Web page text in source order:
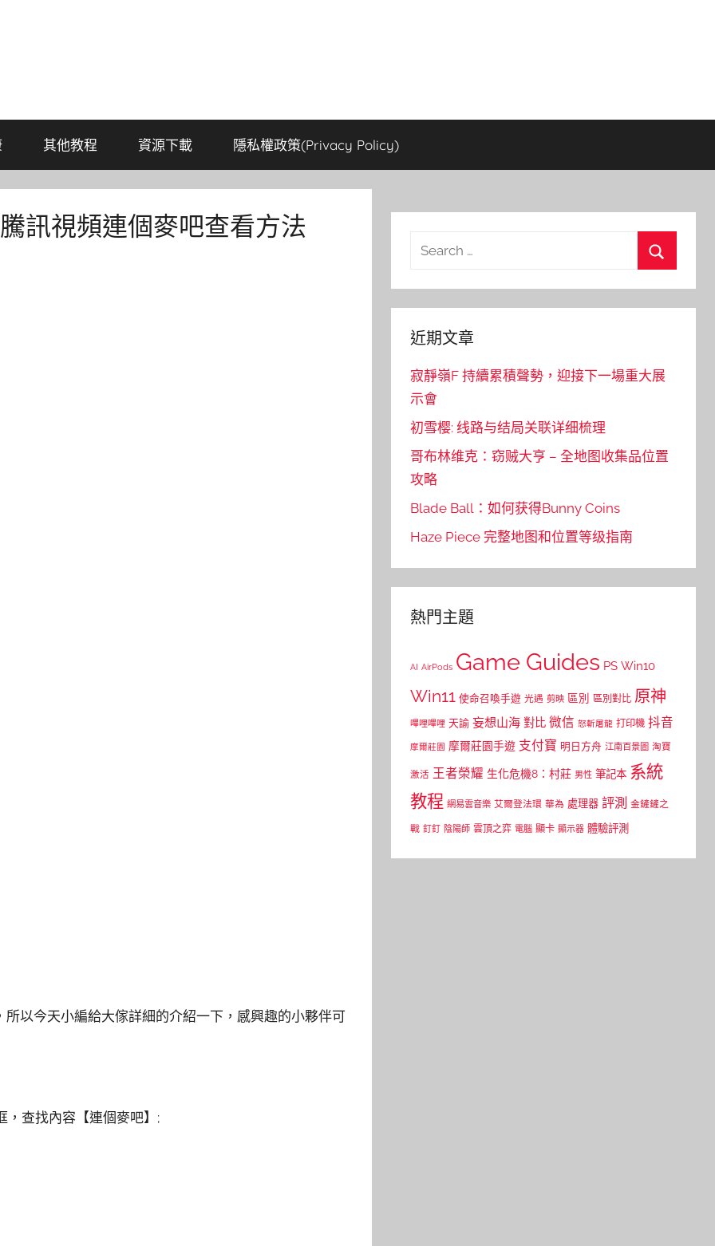
其他教程 資源下載 隱私權政策(Privacy Policy)
訊視頻連個麥吧查看方法
以今天小編給大傢詳細的介紹一下，感興趣的小夥伴可
，查找內容【連個麥吧】;
Search
近期文章
寂靜嶺F 持續累積聲勢，迎接下一場重大展
示會
初雪樱: 线路与结局关联详细梳理
哥布林维克：窃贼大亨 – 全地图收集品位置
攻略
Blade Ball：如何获得Bunny Coins
Haze Piece 完整地图和位置等级指南
熱門主題
AI AirPods Game Guides PS Win10
Win11 使命召喚手遊 光遇 剪映 區別 區別對比 原神
嗶哩嗶哩 天諭 妄想山海 對比 微信 怒斬屠龍 打印機 抖音
摩爾莊園 摩爾莊園手遊 支付寶 明日方舟 江南百景圖 淘寶
激活 王者榮耀 生化危機8：村莊 男性 筆記本 系統
教程 網易雲音樂 艾爾登法環 華為 處理器 評測 金鏟鏟之
戰 釘釘 陰陽師 雲頂之弈 電腦 顯卡 顯示器 體驗評測